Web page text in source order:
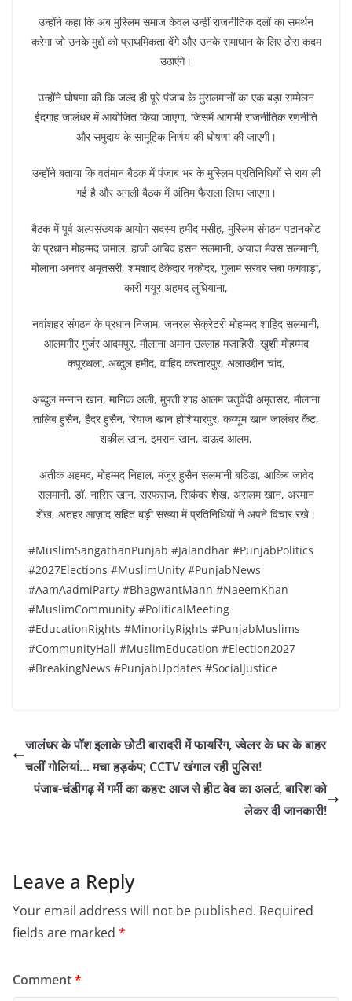
उन्होंने कहा कि अब मुस्लिम समाज केवल उन्हीं राजनीतिक दलों का समर्थन
करेगा जो उनके मुद्दों को प्राथमिकता देंगे और उनके समाधान के लिए ठोस कदम
उठाएंगे।
उन्होंने घोषणा की कि जल्द ही पूरे पंजाब के मुसलमानों का एक बड़ा सम्मेलन
ईदगाह जालंधर में आयोजित किया जाएगा, जिसमें आगामी राजनीतिक रणनीति
और समुदाय के सामूहिक निर्णय की घोषणा की जाएगी।
उन्होंने बताया कि वर्तमान बैठक में पंजाब भर के मुस्लिम प्रतिनिधियों से राय ली
गई है और अगली बैठक में अंतिम फैसला लिया जाएगा।
बैठक में पूर्व अल्पसंख्यक आयोग सदस्य हमीद मसीह, मुस्लिम संगठन पठानकोट
के प्रधान मोहम्मद जमाल, हाजी आबिद हसन सलमानी, अयाज मैक्स सलमानी,
मोलाना अनवर अमृतसरी, शमशाद ठेकेदार नकोदर, गुलाम सरवर सबा फगवाड़ा,
कारी गयूर अहमद लुधियाना,
नवांशहर संगठन के प्रधान निजाम, जनरल सेक्रेटरी मोहम्मद शाहिद सलमानी,
आलमगीर गुर्जर आदमपुर, मौलाना अमान उल्लाह मजाहिरी, खुशी मोहम्मद
कपूरथला, अब्दुल हमीद, वाहिद करतारपुर, अलाउद्दीन चांद,
अब्दुल मन्नान खान, मानिक अली, मुफ्ती शाह आलम चतुर्वेदी अमृतसर, मौलाना
तालिब हुसैन, हैदर हुसैन, रियाज खान होशियारपुर, कय्यूम खान जालंधर कैंट,
शकील खान, इमरान खान, दाऊद आलम,
अतीक अहमद, मोहम्मद निहाल, मंजूर हुसैन सलमानी बठिंडा, आकिब जावेद
सलमानी, डॉ. नासिर खान, सरफराज, सिकंदर शेख, असलम खान, अरमान
शेख, अतहर आज़ाद सहित बड़ी संख्या में प्रतिनिधियों ने अपने विचार रखे।
#MuslimSangathanPunjab #Jalandhar #PunjabPolitics
#2027Elections #MuslimUnity #PunjabNews
#AamAadmiParty #BhagwantMann #NaeemKhan
#MuslimCommunity #PoliticalMeeting
#EducationRights #MinorityRights #PunjabMuslims
#CommunityHall #MuslimEducation #Election2027
#BreakingNews #PunjabUpdates #SocialJustice
जालंधर के पॉश इलाके छोटी बारादरी में फायरिंग, ज्वेलर के घर के बाहर
चलीं गोलियां… मचा हड़कंप; CCTV खंगाल रही पुलिस!
पंजाब-चंडीगढ़ में गर्मी का कहर: आज से हीट वेव का अलर्ट, बारिश को
लेकर दी जानकारी!
Leave a Reply
Your email address will not be published. Required
fields are marked *
Comment*